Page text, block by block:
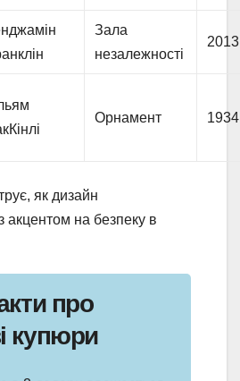
Зала
незалежності
2013
Орнамент 1934
як дизайн
акцентом на безпеку в
про
купюри